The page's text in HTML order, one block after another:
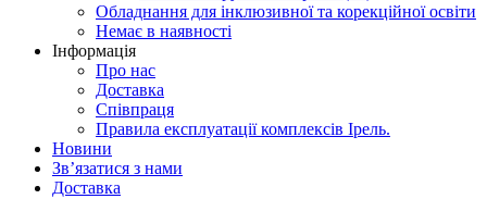
Обладнання для інклюзивної та корекційної освіти
Немає в наявності
Інформація
Про нас
Доставка
Співпраця
Правила експлуатації комплексів Ірель.
Новини
Зв’язатися з нами
Доставка